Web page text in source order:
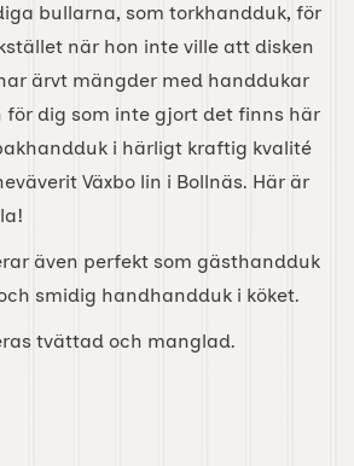
bullarna, som torkhandduk, för
när hon inte ville att disken
ärvt mängder med handdukar
för dig som inte gjort det finns här
i härligt kraftig kvalité
Växbo lin i Bollnäs. Här är
även perfekt som gästhandduk
smidig handhandduk i köket.
tvättad och manglad.